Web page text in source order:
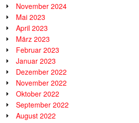
November 2024
Mai 2023
April 2023
März 2023
Februar 2023
Januar 2023
Dezember 2022
November 2022
Oktober 2022
September 2022
August 2022